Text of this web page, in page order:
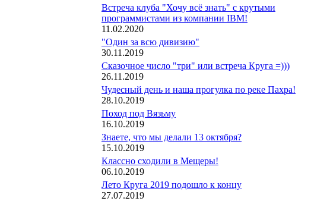
Встреча клуба "Хочу всё знать" с крутыми
программистами из компании IBM!
11.02.2020
"Один за всю дивизию"
30.11.2019
Сказочное число "три" или встреча Круга =)))
26.11.2019
Чудесный день и наша прогулка по реке Пахра!
28.10.2019
Поход под Вязьму
16.10.2019
Знаете, что мы делали 13 октября?
15.10.2019
Классно сходили в Мещеры!
06.10.2019
Лето Круга 2019 подошло к концу
27.07.2019